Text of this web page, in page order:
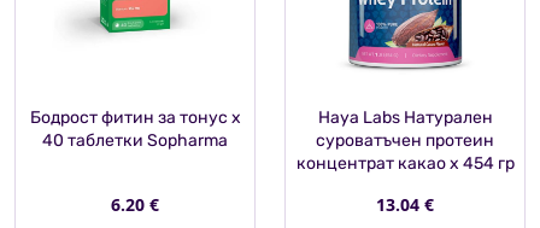
Бодрост фитин за тонус х
40 таблетки Sopharma
6.20 €
Haya Labs Натурален
суроватъчен протеин
концентрат какао x 454 гр
13.04 €